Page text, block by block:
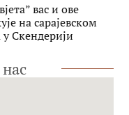
вас и ове
на сарајевском
Скендерији